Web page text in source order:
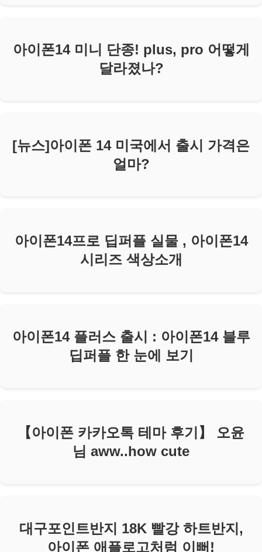
아이폰14 미니 단종! plus, pro 어떻게
달라졌나?
[뉴스]아이폰 14 미국에서 출시 가격은
얼마?
아이폰14프로 딥퍼플 실물 , 아이폰14
시리즈 색상소개
아이폰14 플러스 출시 : 아이폰14 블루
딥퍼플 한 눈에 보기
【아이폰 카카오톡 테마 후기】 오윤
님 aww..how cute
대구포인트반지 18K 빨강 하트반지,
아이폰 애플로고처럼 이뻐!